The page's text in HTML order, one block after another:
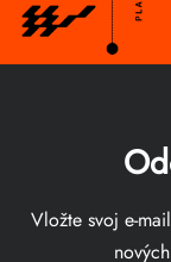
Vložte svoj e-